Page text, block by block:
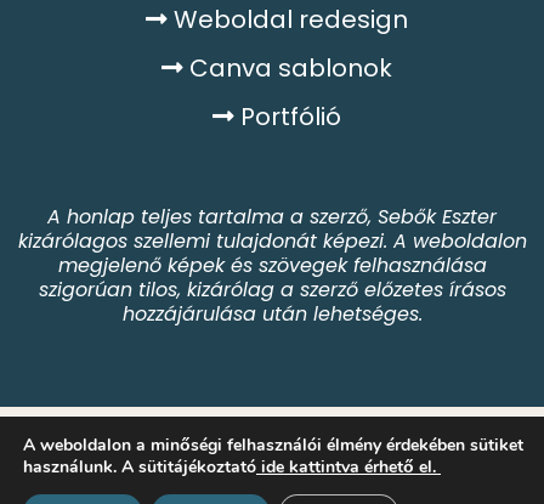
Weboldal redesign
Canva sablonok
Portfólió
A honlap teljes tartalma a szerző, Sebők Eszter
kizárólagos szellemi tulajdonát képezi. A weboldalon
megjelenő képek és szövegek felhasználása
szigorúan tilos, kizárólag a szerző előzetes írásos
hozzájárulása után lehetséges.
Adatkezelési tájékoztató
Impresszum
Sütitájékoztató
A weboldalon a minőségi felhasználói élmény érdekében sütiket
használunk. A sütitájékoztató ide kattintva érhető el.